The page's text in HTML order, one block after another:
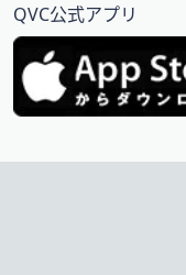
QVC公式アプリ